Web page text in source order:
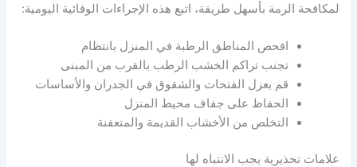
لمكافحة الرمة بأسهل طريقة، اتبع هذه الإجراءات الوقائية اليومية:
افحص المناطق الرطبة في المنزل بانتظام
تجنب تراكم الخشب الرطب بالقرب من المبنى
قم بعزل الفتحات والشقوق في الجدران والأساسات
الحفاظ على جفاف محيط المنزل
التخلص من الأخشاب القديمة والمتعفنة
علامات تحذيرية يجب الانتباه لها